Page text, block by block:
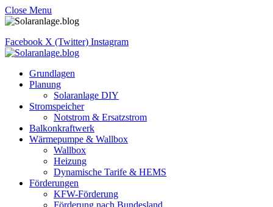
Close Menu
Facebook X (Twitter) Instagram
Grundlagen
Planung
Solaranlage DIY
Stromspeicher
Notstrom & Ersatzstrom
Balkonkraftwerk
Wärmepumpe & Wallbox
Wallbox
Heizung
Dynamische Tarife & HEMS
Förderungen
KFW-Förderung
Förderung nach Bundesland